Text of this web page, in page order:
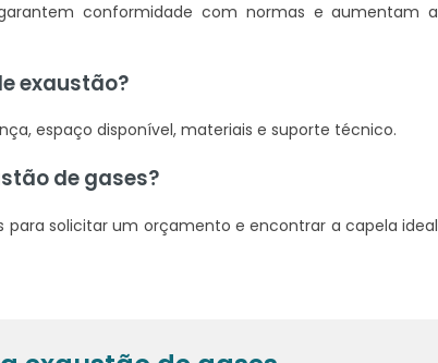
conformidade com normas e aumentam a
exaustão?
espaço disponível, materiais e suporte técnico.
de gases?
para solicitar um orçamento e encontrar a capela ideal